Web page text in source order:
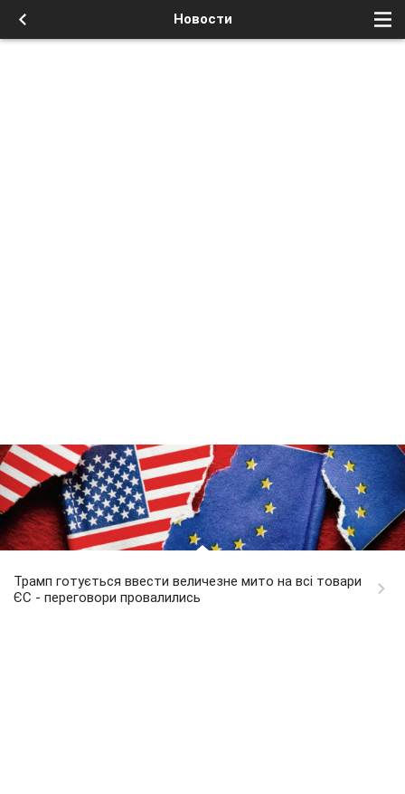
Новости
Трамп готується ввести величезне мито на всі товари
ЄС - переговори провалились